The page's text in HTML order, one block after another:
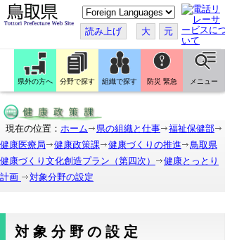
こ
の
ペ
ー
ジ
翻
訳
す
読み上げ 大 元
県外の方へ 分野で探す 組織で探す 防災 緊急 メニュー
現在の位置： ホーム 県の組織と仕事
福祉保健部
健康医療局
健康政策課 健康づくりの推進
鳥取県
健康づくり文化創造プラン（第四次）
健康とっとり
計画
対象分野の設定
対象分野の設定